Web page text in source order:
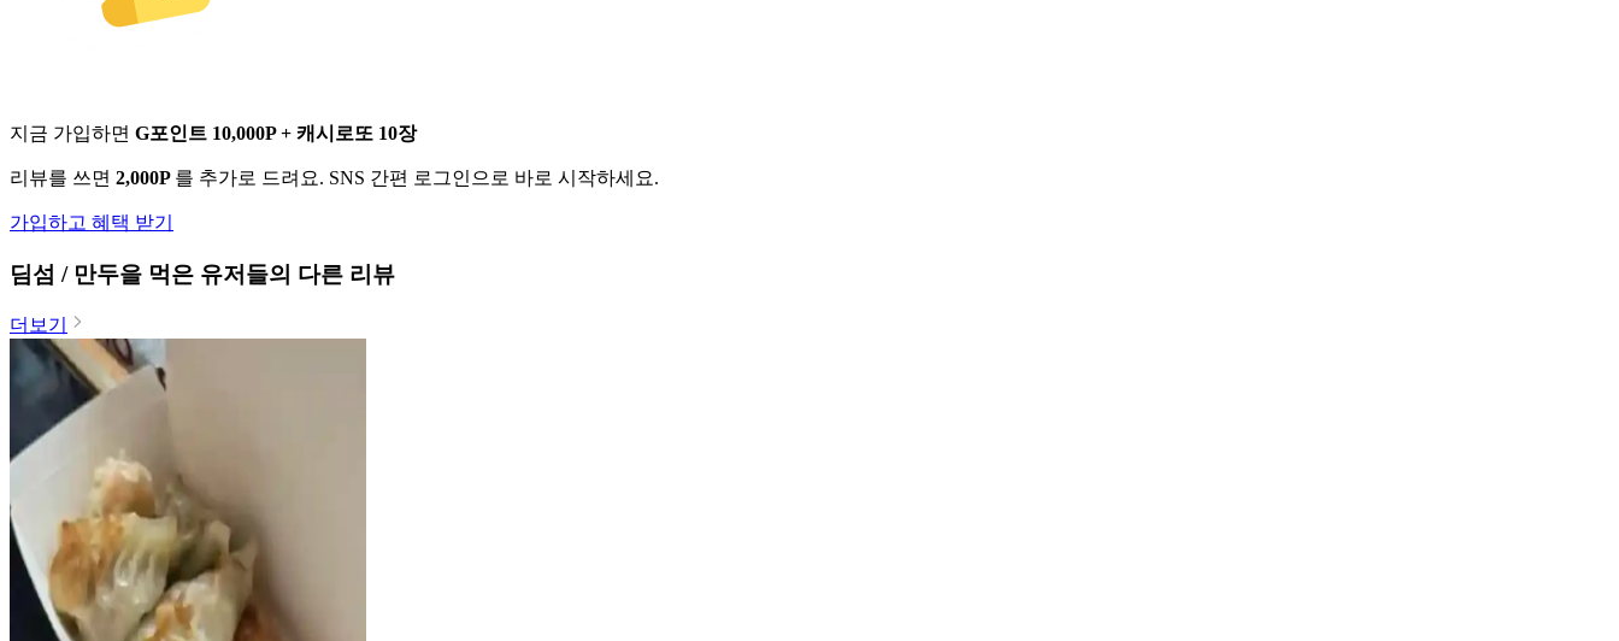
지금 가입하면 G포인트 10,000P + 캐시로또 10장
리뷰를 쓰면 2,000P 를 추가로 드려요. SNS 간편 로그인으로 바로 시작하세요.
가입하고 혜택 받기
딤섬 / 만두을 먹은 유저들의 다른 리뷰
더보기